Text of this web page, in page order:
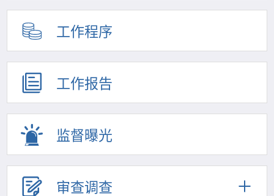
工作程序
工作报告
监督曝光
审查调查